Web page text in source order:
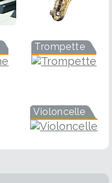
Trompette
Violoncelle